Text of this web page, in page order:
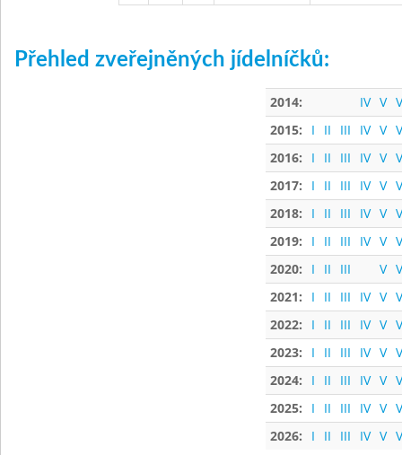
Přehled zveřejněných jídelníčků:
2014: IV V
2015:
I II III IV V
2016:
I II III IV V
2017:
I II III IV V
2018:
I II III IV V
2019:
I II III IV V
2020:
I II III V
2021:
I II III IV V
2022:
I II III IV V
2023:
I II III IV V
2024:
I II III IV V
2025:
I II III IV V
2026:
I II III IV V